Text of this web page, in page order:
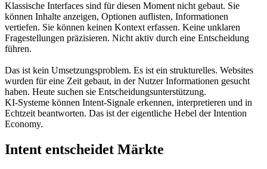
Klassische Interfaces sind für diesen Moment nicht gebaut. Sie
können Inhalte anzeigen, Optionen auflisten, Informationen
vertiefen. Sie können keinen Kontext erfassen. Keine unklaren
Fragestellungen präzisieren. Nicht aktiv durch eine Entscheidung
führen.
Das ist kein Umsetzungsproblem. Es ist ein strukturelles. Websites
wurden für eine Zeit gebaut, in der Nutzer Informationen gesucht
haben. Heute suchen sie Entscheidungsunterstützung.
KI-Systeme können Intent-Signale erkennen, interpretieren und in
Echtzeit beantworten. Das ist der eigentliche Hebel der Intention
Economy.
Intent entscheidet Märkte